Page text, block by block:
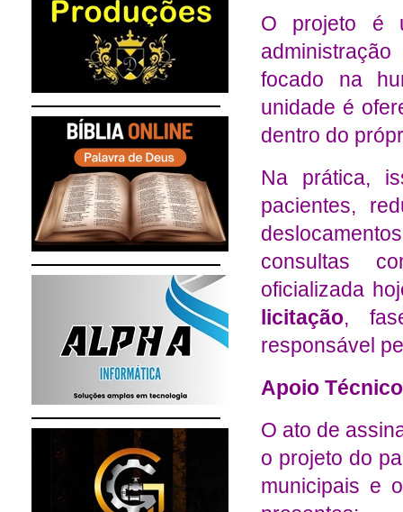
O projeto é
focado na
unidade é
dentro do
Na prática,
pacientes,
consultas
oficializada
licitação,
responsável
Apoio
O ato de
o projeto do
municipais e